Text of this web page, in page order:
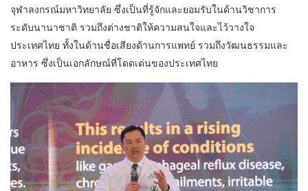
จุฬาลงกรณ์มหาวิทยาลัย ซึ่งเป็นที่รู้จักและยอมรับในด้านวิชาการ
ระดับนานาชาติ รวมถึงต่างชาติให้ความสนใจและไว้วางใจ
ประเทศไทย ทั้งในด้านชื่อเสียงด้านการแพทย์ รวมถึงวัฒนธรรมและ
อาหาร ซึ่งเป็นเอกลักษณ์ที่โดดเด่นของประเทศไทย